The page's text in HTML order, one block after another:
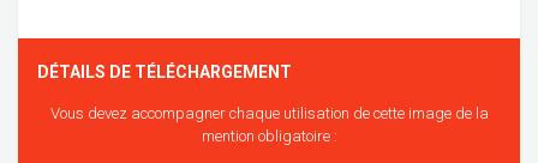
DÉTAILS DE TÉLÉCHARGEMENT
Vous devez accompagner chaque utilisation de cette image de la
mention obligatoire :